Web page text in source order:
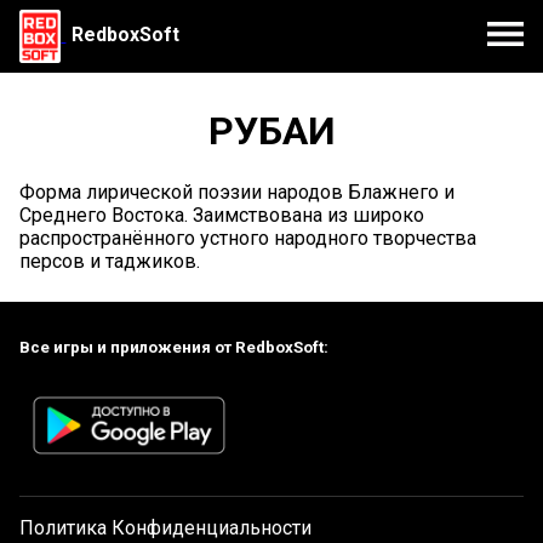
RedboxSoft
РУБАИ
Форма лирической поэзии народов Блажнего и
Среднего Востока. Заимствована из широко
распространённого устного народного творчества
персов и таджиков.
Все игры и приложения от RedboxSoft:
Политика Конфиденциальности